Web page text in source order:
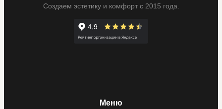
Создаем эстетику и комфорт с 2015 года.
Меню